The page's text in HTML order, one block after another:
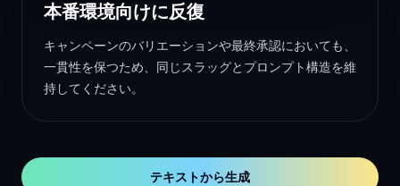
本番環境向けに反復
キャンペーンのバリエーションや最終承認においても、
一貫性を保つため、同じスラッグとプロンプト構造を維
持してください。
テキストから生成